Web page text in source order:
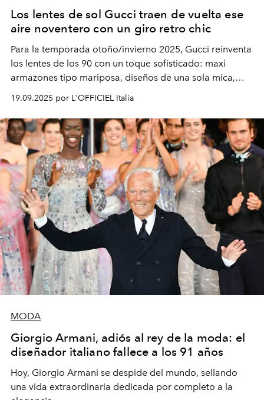
Los lentes de sol Gucci traen de vuelta ese
aire noventero con un giro retro chic
Para la temporada otoño/invierno 2025, Gucci reinventa
los lentes de los 90 con un toque sofisticado: maxi
armazones tipo mariposa, diseños de una sola mica,
modelos metálicos ovalados con vibra vintage y
elegantes monturas de acetato graduadas. ¿El detalle
que nunca pierde vigencia? La icónica doble G.
19.09.2025 por L'OFFICIEL Italia
MODA
Giorgio Armani, adiós al rey de la moda: el
diseñador italiano fallece a los 91 años
Hoy, Giorgio Armani se despide del mundo, sellando
una vida extraordinaria dedicada por completo a la